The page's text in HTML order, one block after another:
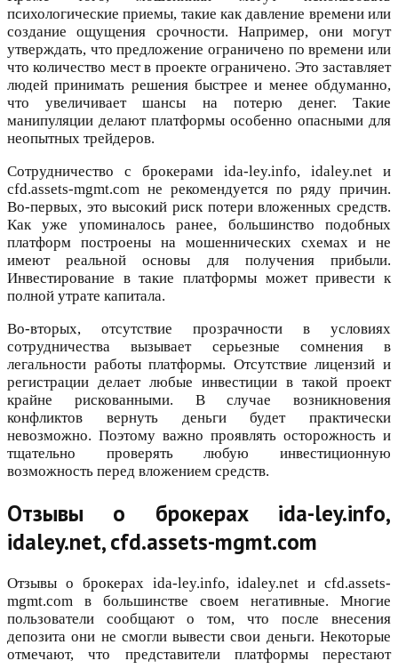
психологические приемы, такие как давление времени или
создание ощущения срочности. Например, они могут
утверждать, что предложение ограничено по времени или
что количество мест в проекте ограничено. Это заставляет
людей принимать решения быстрее и менее обдуманно,
что увеличивает шансы на потерю денег. Такие
манипуляции делают платформы особенно опасными для
неопытных трейдеров.
Сотрудничество с брокерами ida-ley.info, idaley.net и
cfd.assets-mgmt.com не рекомендуется по ряду причин.
Во-первых, это высокий риск потери вложенных средств.
Как уже упоминалось ранее, большинство подобных
платформ построены на мошеннических схемах и не
имеют реальной основы для получения прибыли.
Инвестирование в такие платформы может привести к
полной утрате капитала.
Во-вторых, отсутствие прозрачности в условиях
сотрудничества вызывает серьезные сомнения в
легальности работы платформы. Отсутствие лицензий и
регистрации делает любые инвестиции в такой проект
крайне рискованными. В случае возникновения
конфликтов вернуть деньги будет практически
невозможно. Поэтому важно проявлять осторожность и
тщательно проверять любую инвестиционную
возможность перед вложением средств.
Отзывы о брокерах ida-ley.info,
idaley.net, cfd.assets-mgmt.com
Отзывы о брокерах ida-ley.info, idaley.net и cfd.assets-
mgmt.com в большинстве своем негативные. Многие
пользователи сообщают о том, что после внесения
депозита они не смогли вывести свои деньги. Некоторые
отмечают, что представители платформы перестают